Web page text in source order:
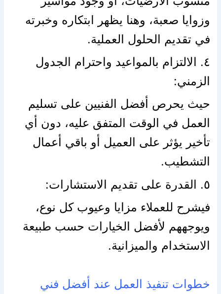
وزوايا صعبة، وهنا يظهر ابتكاره وخبرته
في تقديم الحلول العملية.
٤. الالتزام بالمواعيد واحترام الجدول
الزمني:
حيث يحرص أفضل الفنيين على تسليم
العمل في الوقت المتفق عليه، دون أي
تأخير يؤثر على العميل أو باقي أعمال
التشطيب.
٥. القدرة على تقديم الاستشارات:
فيشرح للعملاء مزايا وعيوب كل نوع،
ويوجههم لأفضل الخيارات حسب طبيعة
الاستخدام والميزانية.
خطوات تنفيذ العمل عند أفضل فني